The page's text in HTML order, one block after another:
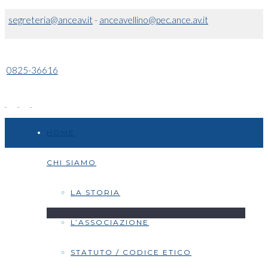
segreteria@anceav.it- anceavellino@pec.ance.av.it
0825-36616
CHI SIAMO
LA STORIA
L’ASSOCIAZIONE
STATUTO / CODICE ETICO